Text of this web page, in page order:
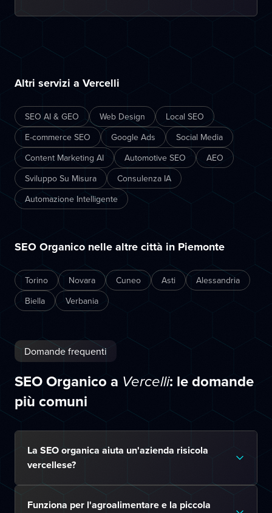
Altri servizi a Vercelli
SEO AI & GEO Web Design
Local SEO
E-commerce SEO
Google Ads
Social Media
Content Marketing AI
Automotive SEO
AEO
Sviluppo Su Misura
Consulenza IA
Automazione Intelligente
SEO Organico nelle altre città in Piemonte
Torino Novara Cuneo Asti
Alessandria
Biella
Verbania
Domande frequenti
SEO Organico a Vercelli: le domande
più comuni
La SEO organica aiuta un'azienda risicola
vercellese?
Funziona per l'agroalimentare e la piccola